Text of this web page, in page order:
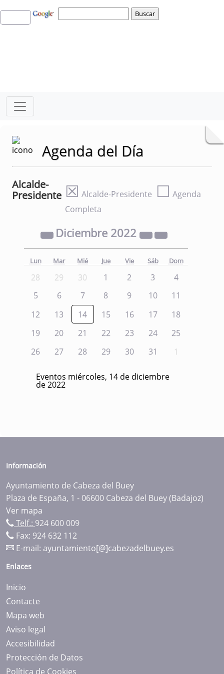
Agenda del Día
Alcalde-
Presidente ☒ Alcalde-Presidente ☐ Agenda
Completa
Diciembre 2022
Lun Mar Mié Jue Vie Sáb Dom
28 29 30 1 2 3
4
5
6 7 8 9 10
11
12
13 14 15 16 17
18
19
20 21 22 23 24
25
26
27 28 29 30 31 1
Eventos miércoles, 14 de diciembre
de 2022
Información
Ayuntamiento de Cabeza del Buey
Plaza de España, 1 - 06600 Cabeza del Buey (Badajoz)
Ver mapa
Telf.: 924 600 009
Fax: 924 632 112
E-mail: ayuntamiento[@]cabezadelbuey.es
Enlaces
Inicio
Contacte
Mapa web
Aviso legal
Accesibilidad
Protección de Datos
Política de Cookies